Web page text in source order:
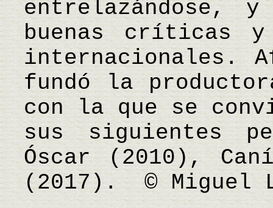
entrelazándose, y
buenas críticas y
internacionales.
fundó la
con la que se
sus siguientes
Óscar (2010),
(2017). © Miguel